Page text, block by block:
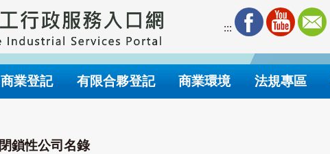
:::
商業登記 有限合夥登記 商業環境 法規專區
閉鎖性公司名錄